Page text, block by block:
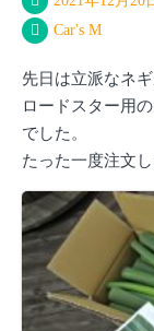
Car's M
先日は立派なネ
ロードスター用
でした。
たった一度注文